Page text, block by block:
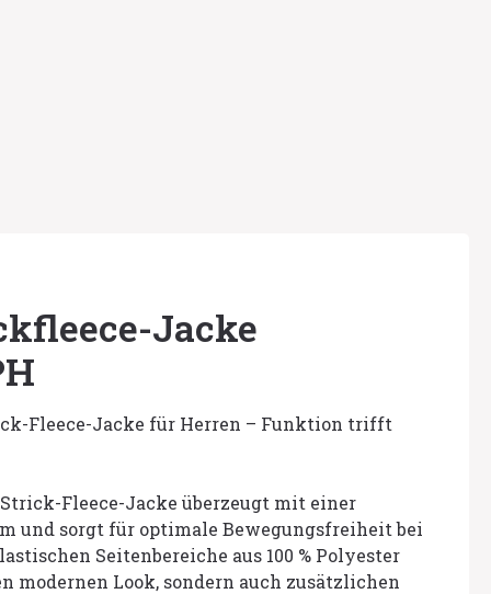
Jacke
Fleece-Jacke für Herren – Funktion trifft
Strick-Fleece-Jacke überzeugt mit einer
und sorgt für optimale Bewegungsfreiheit bei
Seitenbereiche aus 100 % Polyester
modernen Look, sondern auch zusätzlichen